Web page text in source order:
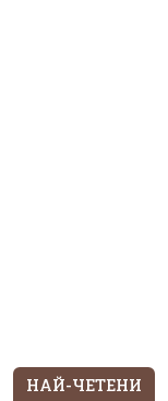
НАЙ-ЧЕТЕНИ